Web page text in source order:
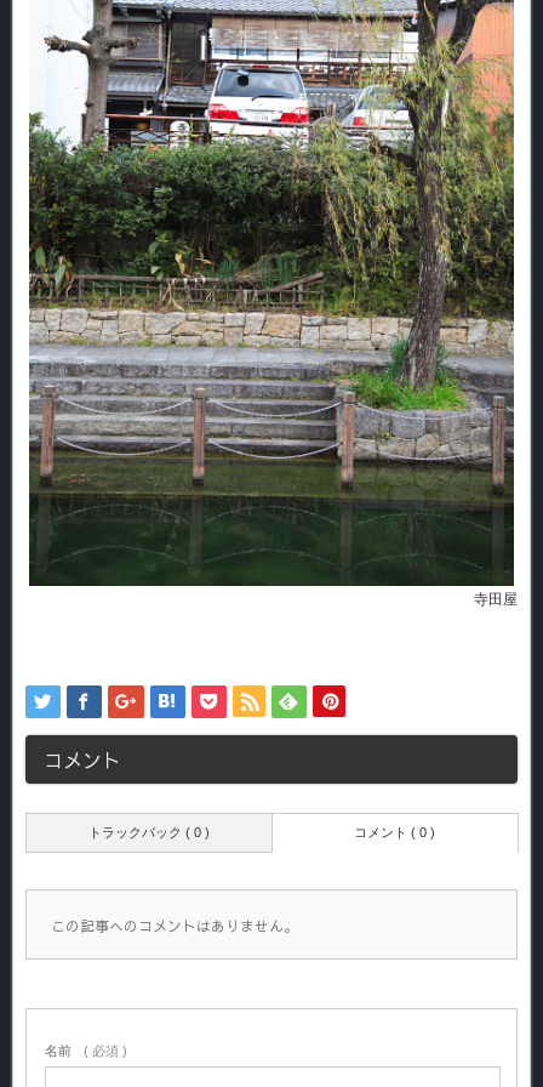
寺田屋
コメント
トラックバック ( 0 ) コメント ( 0 )
この記事へのコメントはありません。
名前 ( 必須 )